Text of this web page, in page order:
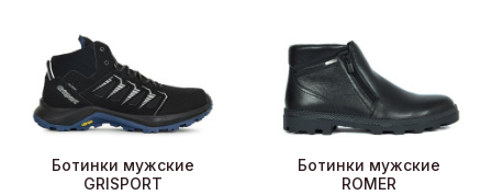
Ботинки мужские
GRISPORT
Ботинки мужские
ROMER